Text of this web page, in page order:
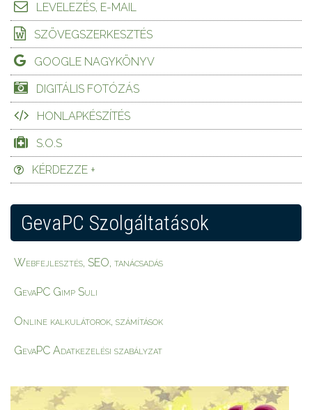
LEVELEZÉS, E-MAIL
SZÖVEGSZERKESZTÉS
GOOGLE NAGYKÖNYV
DIGITÁLIS FOTÓZÁS
HONLAPKÉSZÍTÉS
S.O.S
KÉRDEZZE +
GevaPC Szolgáltatások
Webfejlesztés, SEO, tanácsadás
GevaPC Gimp Suli
Online kalkulátorok, számítások
GevaPC Adatkezelési szabályzat